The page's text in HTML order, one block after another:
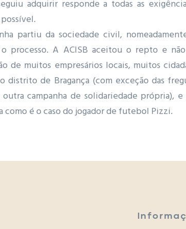
adquirir responde a todas as
partiu da sociedade civil,
o processo. A ACISB aceitou o repto e
de muitos empresários locais, muitos
distrito de Bragança (com exceção das
campanha de solidariedade própria),
como é o caso do jogador de futebol Pizzi.